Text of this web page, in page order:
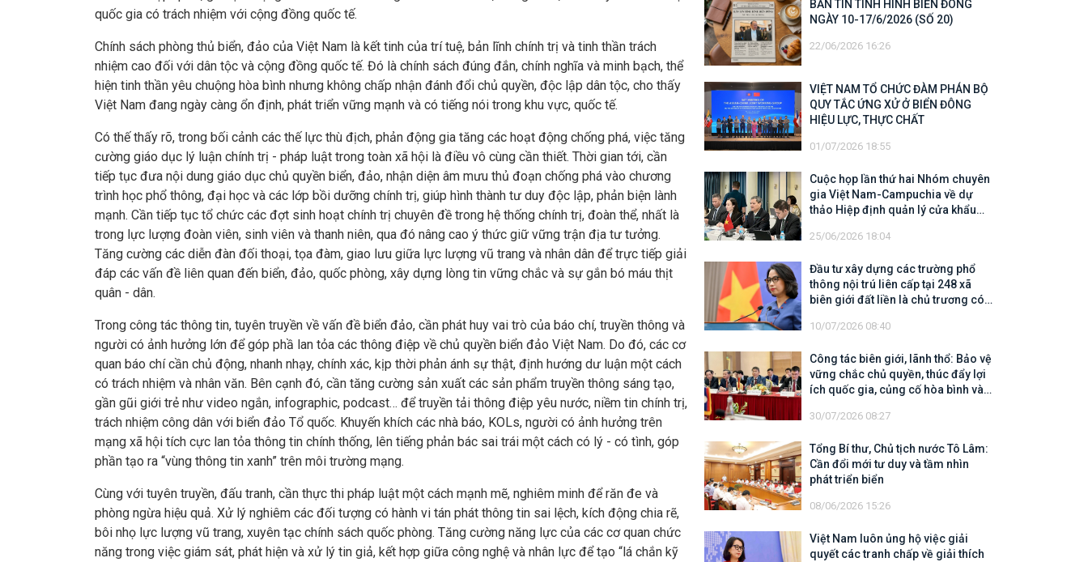
quốc gia có trách nhiệm với cộng đồng quốc tế.
Chính sách phòng thủ biển, đảo của Việt Nam là kết tinh của trí tuệ, bản lĩnh chính trị và tinh thần trách
nhiệm cao đối với dân tộc và cộng đồng quốc tế. Đó là chính sách đúng đắn, chính nghĩa và minh bạch, thể
hiện tinh thần yêu chuộng hòa bình nhưng không chấp nhận đánh đổi chủ quyền, độc lập dân tộc, cho thấy
Việt Nam đang ngày càng ổn định, phát triển vững mạnh và có tiếng nói trong khu vực, quốc tế.
Có thế thấy rõ, trong bối cảnh các thế lực thù địch, phản động gia tăng các hoạt động chống phá, việc tăng
cường giáo dục lý luận chính trị - pháp luật trong toàn xã hội là điều vô cùng cần thiết. Thời gian tới, cần
tiếp tục đưa nội dung giáo dục chủ quyền biển, đảo, nhận diện âm mưu thủ đoạn chống phá vào chương
trình học phổ thông, đại học và các lớp bồi dưỡng chính trị, giúp hình thành tư duy độc lập, phản biện lành
mạnh. Cần tiếp tục tổ chức các đợt sinh hoạt chính trị chuyên đề trong hệ thống chính trị, đoàn thể, nhất là
trong lực lượng đoàn viên, sinh viên và thanh niên, qua đó nâng cao ý thức giữ vững trận địa tư tưởng.
Tăng cường các diễn đàn đối thoại, tọa đàm, giao lưu giữa lực lượng vũ trang và nhân dân để trực tiếp giải
đáp các vấn đề liên quan đến biển, đảo, quốc phòng, xây dựng lòng tin vững chắc và sự gắn bó máu thịt
quân - dân.
Trong công tác thông tin, tuyên truyền về vấn đề biển đảo, cần phát huy vai trò của báo chí, truyền thông và
người có ảnh hưởng lớn để góp phầ lan tỏa các thông điệp về chủ quyền biển đảo Việt Nam. Do đó, các cơ
quan báo chí cần chủ động, nhanh nhạy, chính xác, kịp thời phản ánh sự thật, định hướng dư luận một cách
có trách nhiệm và nhân văn. Bên cạnh đó, cần tăng cường sản xuất các sản phẩm truyền thông sáng tạo,
gần gũi giới trẻ như video ngắn, infographic, podcast… để truyền tải thông điệp yêu nước, niềm tin chính trị,
trách nhiệm công dân với biển đảo Tổ quốc. Khuyến khích các nhà báo, KOLs, người có ảnh hưởng trên
mạng xã hội tích cực lan tỏa thông tin chính thống, lên tiếng phản bác sai trái một cách có lý - có tình, góp
phần tạo ra “vùng thông tin xanh” trên môi trường mạng.
Cùng với tuyên truyền, đấu tranh, cần thực thi pháp luật một cách mạnh mẽ, nghiêm minh để răn đe và
phòng ngừa hiệu quả. Xử lý nghiêm các đối tượng có hành vi tán phát thông tin sai lệch, kích động chia rẽ,
bôi nhọ lực lượng vũ trang, xuyên tạc chính sách quốc phòng. Tăng cường năng lực của các cơ quan chức
năng trong việc giám sát, phát hiện và xử lý tin giả, kết hợp giữa công nghệ và nhân lực để tạo “lá chắn kỹ
BẢN TIN TÌNH HÌNH BIỂN ĐÔNG
NGÀY 10-17/6/2026 (SỐ 20)
22/06/2026 16:26
VIỆT NAM TỔ CHỨC ĐÀM PHÁN BỘ
QUY TẮC ỨNG XỬ Ở BIỂN ĐÔNG
HIỆU LỰC, THỰC CHẤT
01/07/2026 18:55
Cuộc họp lần thứ hai Nhóm chuyên
gia Việt Nam-Campuchia về dự
thảo Hiệp định quản lý cửa khẩu
25/06/2026 18:04
Đầu tư xây dựng các trường phổ
thông nội trú liên cấp tại 248 xã
biên giới đất liền là chủ trương có
văn sâu sắc
10/07/2026 08:40
Công tác biên giới, lãnh thổ: Bảo vệ
vững chắc chủ quyền, thúc đẩy lợi
ích quốc gia, củng cố hòa bình và
triển
30/07/2026 08:27
Tổng Bí thư, Chủ tịch nước Tô Lâm:
Cần đổi mới tư duy và tầm nhìn
phát triển biển
08/06/2026 15:26
Việt Nam luôn ủng hộ việc giải
quyết các tranh chấp về giải thích